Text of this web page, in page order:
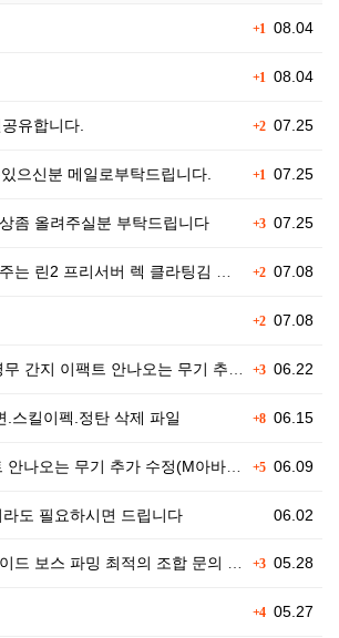
+1 08.04
+1 08.04
+207.25
유합니다.
+1 07.25
으신분 메일로부탁드립니다.
+307.25
좀 올려주실분 부탁드립니다
+207.08
린2 프리서버 렉 클라팅김 대처법입…
+207.08
+306.22
간지 이팩트 안나오는 무기 추가 수…
+806.15
.스킬이펙.정탄 삭제 파일
+506.09
나오는 무기 추가 수정(M아바타)
06.02
도 필요하시면 드립니다
+305.28
보스 파밍 최적의 조합 문의 (오버…
+405.27